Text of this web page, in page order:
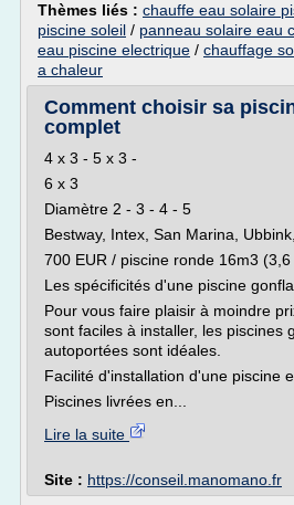
Thèmes liés : chauffe eau solaire
piscine soleil / panneau solaire eau
eau piscine electrique / chauffage
a chaleur
Comment choisir sa
complet
4 x 3 - 5 x 3 -
6 x 3
Diamètre 2 - 3 - 4 - 5
Bestway, Intex, San Marina,
700 EUR / piscine ronde 16m3
Les spécificités d'une piscine
Pour vous faire plaisir à moindre
sont faciles à installer, les piscines
autoportées sont idéales.
Facilité d'installation d'une piscine
Piscines livrées en...
Lire la suite
Site : https://conseil.manomano.fr